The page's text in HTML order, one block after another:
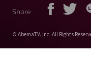
Share
© AbemaTV. Inc. All Rights